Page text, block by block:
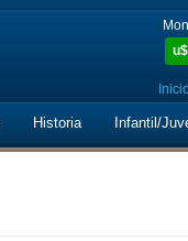
u$
Historia Infantil/